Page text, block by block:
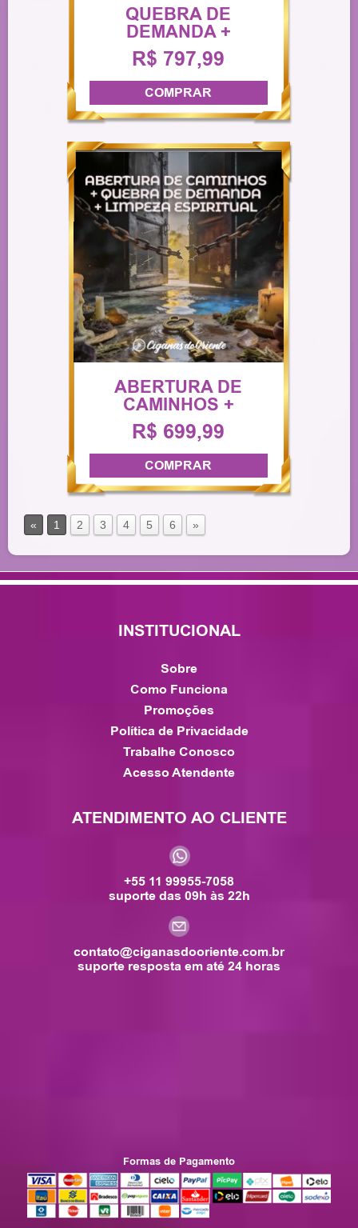
QUEBRA DE
DEMANDA +
LIMPEZA
ESPIRITUAL
PESADA
R$ 797,99
COMPRAR
ABERTURA DE
CAMINHOS +
QUEBRA DE
DEMANDA +
LIMPEZA
ESPIRITUAL
R$ 699,99
COMPRAR
« 1 2 3 4 5 6 »
INSTITUCIONAL
Sobre
Como Funciona
Promoções
Política de Privacidade
Trabalhe Conosco
Acesso Atendente
ATENDIMENTO AO CLIENTE
+55 11 99955-7058
suporte das 09h às 22h
contato@ciganasdooriente.com.br
suporte resposta em até 24 horas
Formas de Pagamento